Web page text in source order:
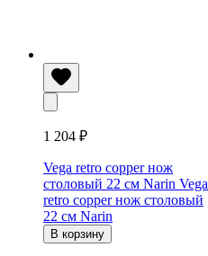
1 204 ₽
Vega retro copper нож
столовый 22 см Narin Vega
retro copper нож столовый
22 см Narin
В корзину